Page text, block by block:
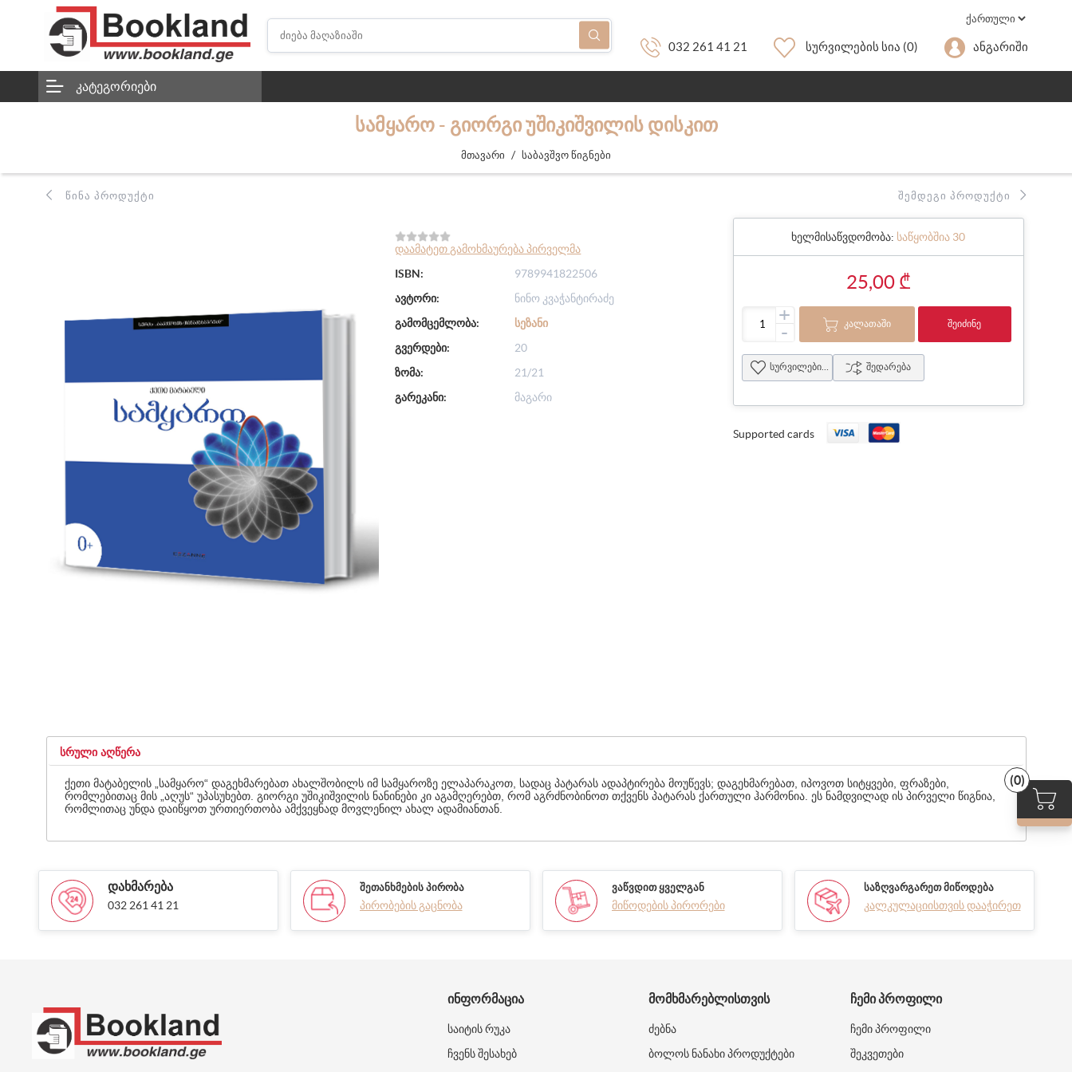
032 261 41 21 Სურვილების Სია (0) Ანგარიში
(0)
ᲙᲐᲢᲔᲒᲝᲠᲘᲔᲑᲘ
ᲡᲐᲛᲧᲐᲠᲝ - ᲒᲘᲝᲠᲒᲘ ᲣᲨᲘᲙᲘᲨᲕᲘᲚᲘᲡ ᲓᲘᲡᲙᲘᲗ
მთავარი / საბავშვო წიგნები
ᲬᲘᲜᲐ ᲞᲠᲝᲓᲣᲥᲢᲘ ᲨᲔᲛᲓᲔᲒᲘ ᲞᲠᲝᲓᲣᲥᲢᲘ
დაამატეთ გამოხმაურება პირველმა
ISBN:
9789941822506
ავტორი:
ნინო კვაჭანტირაძე
გამომცემლობა:
ᲡᲔᲖᲐᲜᲘ
გვერდები:
20
ზომა:
21/21
გარეკანი:
მაგარი
ხელმისაწვდომობა: საწყობშია 30
25,00 ₾
+
- ᲙᲐᲚᲐᲗᲐᲨᲘ ᲨᲔᲘᲫᲘᲜᲔ
სურვილების სია შედარება
Supported cards
ᲡᲠᲣᲚᲘ ᲐᲦᲬᲔᲠᲐ
ქეთი მატაბელის „სამყარო“ დაგეხმარებათ ახალშობილს იმ სამყაროზე ელაპარაკოთ, სადაც პატარას ადაპტირება მოუწევს; დაგეხმარებათ, იპოვოთ სიტყვები, ფრაზები,
რომლებითაც მის „აღუს“ უპასუხებთ. გიორგი უშიკიშვილის ნანინები კი აგამღერებთ, რომ აგრძნობინოთ თქვენს პატარას ქართული ჰარმონია. ეს ნამდვილად ის პირველი წიგნია,
რომლითაც უნდა დაიწყოთ ურთიერთობა ამქვეყნად მოვლენილ ახალ ადამიანთან.
ᲓᲐᲮᲛᲐᲠᲔᲑᲐ
032 261 41 21
ᲨᲔᲗᲐᲜᲮᲛᲔᲑᲘᲡ ᲞᲘᲠᲝᲑᲐ
პირობების გაცნობა
ᲕᲐᲬᲕᲓᲘᲗ ᲧᲕᲔᲚᲒᲐᲜ
მიწოდების პირორები
ᲡᲐᲖᲦᲕᲐᲠᲒᲐᲠᲔᲗ ᲛᲘᲬᲝᲓᲔᲑᲐ
კალკულაციისთვის დააჭირეთ
ᲘᲜᲤᲝᲠᲛᲐᲪᲘᲐ
საიტის რუკა
ჩვენს შესახებ
ᲛᲝᲛᲮᲛᲐᲠᲔᲑᲚᲘᲡᲗᲕᲘᲡ
ძებნა
ბოლოს ნანახი პროდუქტები
ᲩᲔᲛᲘ ᲞᲠᲝᲤᲘᲚᲘ
ჩემი პროფილი
შეკვეთები